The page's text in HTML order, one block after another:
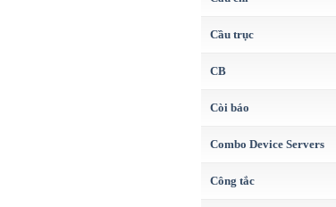
Cầu trục
CB
Còi báo
Combo Device Servers
Công tắc